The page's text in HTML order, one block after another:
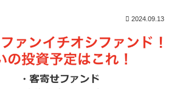
2024.09.13